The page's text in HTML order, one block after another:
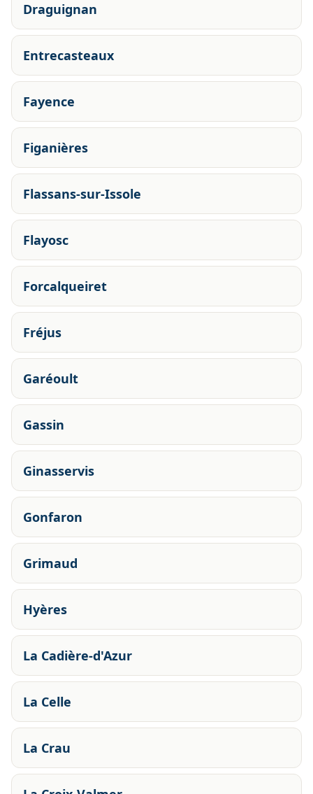
Draguignan
Entrecasteaux
Fayence
Figanières
Flassans-sur-Issole
Flayosc
Forcalqueiret
Fréjus
Garéoult
Gassin
Ginasservis
Gonfaron
Grimaud
Hyères
La Cadière-d'Azur
La Celle
La Crau